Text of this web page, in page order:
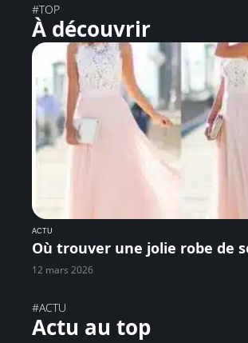
#TOP
À découvrir
ACTU
Où trouver une jolie robe de
12 mars 2026
#ACTU
Actu au top